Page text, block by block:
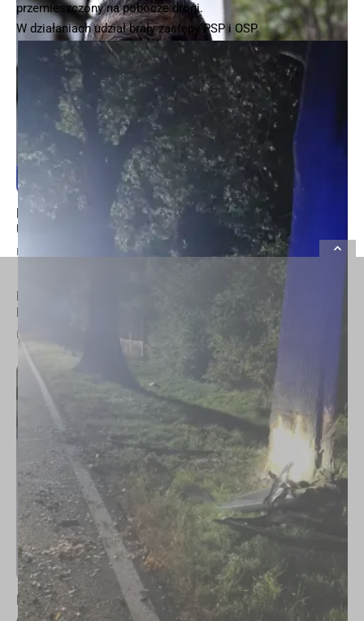
przemieszczony na pobocze drogi.
W działaniach udział brały zastępy PSP i OSP.